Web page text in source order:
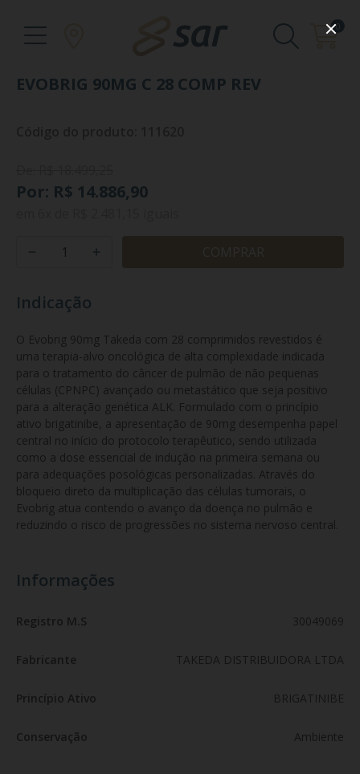
0
EVOBRIG 90MG C 28 COMP REV
Por: R$ 14.886,90
Indicação
O Evobrig 90mg Takeda com 28 comprimidos revestidos é
uma terapia-alvo oncológica de alta complexidade indicada
para o tratamento do câncer de pulmão de não pequenas
células (CPNPC) avançado ou metastático que seja positivo
para a alteração genética ALK. Formulado com o princípio
ativo brigatinibe, a apresentação de 90mg desempenha papel
central no início do protocolo terapêutico, sendo utilizada
como a dose essencial de indução na primeira semana ou
para adequações posológicas personalizadas. Através do
bloqueio direto da multiplicação das células tumorais, o
Evobrig atua contendo o avanço da doença no pulmão e
reduzindo o risco de progressões no sistema nervoso central.
Informações
Registro M.S 30049069
Fabricante TAKEDA DISTRIBUIDORA LTDA
Princípio Ativo BRIGATINIBE
Conservação Ambiente